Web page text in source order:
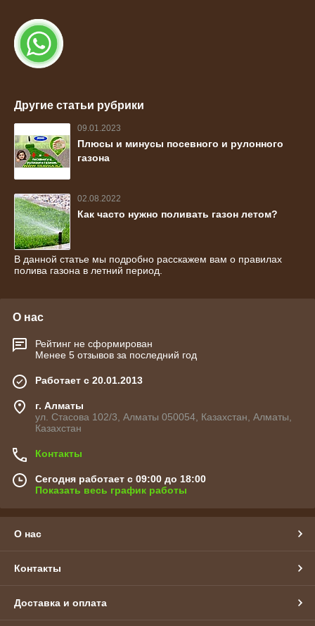
Другие статьи рубрики
09.01.2023
Плюсы и минусы посевного и рулонного
газона
02.08.2022
Как часто нужно поливать газон летом?
В данной статье мы подробно расскажем вам о правилах
полива газона в летний период.
О нас
Рейтинг не сформирован
Менее 5 отзывов за последний год
Работает с 20.01.2013
г. Алматы
ул. Стасова 102/3, Алматы 050054, Казахстан, Алматы,
Казахстан
Контакты
Сегодня работает с 09:00 до 18:00
Показать весь график работы
О нас
Контакты
Доставка и оплата